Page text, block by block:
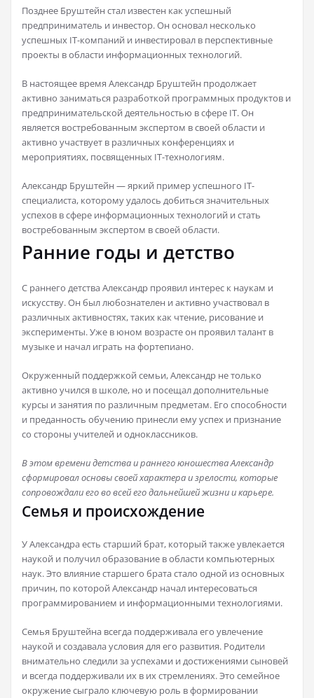
Позднее Бруштейн стал известен как успешный
предприниматель и инвестор. Он основал несколько
успешных IT-компаний и инвестировал в перспективные
проекты в области информационных технологий.
В настоящее время Александр Бруштейн продолжает
активно заниматься разработкой программных продуктов и
предпринимательской деятельностью в сфере IT. Он
является востребованным экспертом в своей области и
активно участвует в различных конференциях и
мероприятиях, посвященных IT-технологиям.
Александр Бруштейн — яркий пример успешного IT-
специалиста, которому удалось добиться значительных
успехов в сфере информационных технологий и стать
востребованным экспертом в своей области.
Ранние годы и детство
С раннего детства Александр проявил интерес к наукам и
искусству. Он был любознателен и активно участвовал в
различных активностях, таких как чтение, рисование и
эксперименты. Уже в юном возрасте он проявил талант в
музыке и начал играть на фортепиано.
Окруженный поддержкой семьи, Александр не только
активно учился в школе, но и посещал дополнительные
курсы и занятия по различным предметам. Его способности
и преданность обучению принесли ему успех и признание
со стороны учителей и одноклассников.
В этом времени детства и раннего юношества Александр
сформировал основы своей характера и зрелости, которые
сопровождали его во всей его дальнейшей жизни и карьере.
Семья и происхождение
У Александра есть старший брат, который также увлекается
наукой и получил образование в области компьютерных
наук. Это влияние старшего брата стало одной из основных
причин, по которой Александр начал интересоваться
программированием и информационными технологиями.
Семья Бруштейна всегда поддерживала его увлечение
наукой и создавала условия для его развития. Родители
внимательно следили за успехами и достижениями сыновей
и всегда поддерживали их в их стремлениях. Это семейное
окружение сыграло ключевую роль в формировании